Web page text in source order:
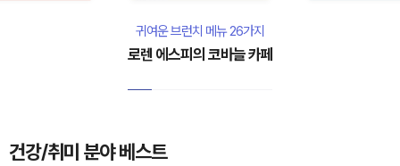
귀여운 브런치 메뉴 26가지
로렌 에스피의 코바늘 카페
건강/취미 분야 베스트